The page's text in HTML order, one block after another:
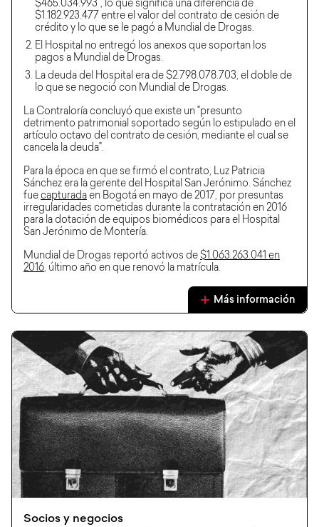
$465.034.993", lo que significa una diferencia de
$1.182.923.477 entre el valor del contrato de cesión de
crédito y lo que se le pagó a Mundial de Drogas.
El Hospital no entregó los anexos que soportan los
pagos a Mundial de Drogas.
La deuda del Hospital era de $2.798.078.703, el doble de
lo que se negoció con Mundial de Drogas.
La Contraloría concluyó que existe un "presunto
detrimento patrimonial soportado según lo estipulado en el
artículo octavo del contrato de cesión, mediante el cual se
cancela la deuda".
Para la época en que se firmó el contrato, Luz Patricia
Sánchez era la gerente del Hospital San Jerónimo. Sánchez
fue capturada en Bogotá en mayo de 2017, por presuntas
irregularidades cometidas durante la contratación en 2016
para la dotación de equipos biomédicos para el Hospital
San Jerónimo de Montería.
Mundial de Drogas reportó activos de $1.063.263.041 en
2016, último año en que renovó la matrícula.
Más información
Socios y negocios